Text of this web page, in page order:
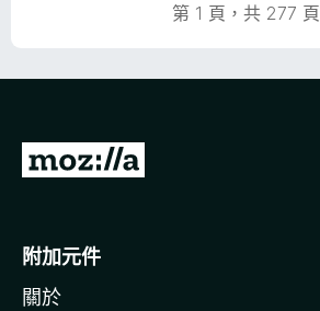
第 1 頁，共 277 頁
前
o
i
附加元件
關於